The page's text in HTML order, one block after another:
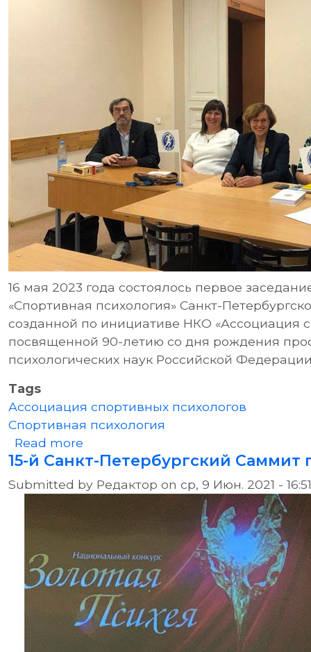
16 мая 2023 года состоялось первое
«Спортивная психология» Санкт-
созданной по инициативе НКО «Ассоциация
посвященной 90-летию со дня рождения
психологических наук Российской
Tags
Ассоциация спортивных психологов
Спортивная психология
Read moreabout Первое заседание новой
15-й Санкт-Петербургский Саммит
Submitted by Редактор on ср, 9 Июн. 2021 - 16:51